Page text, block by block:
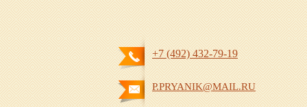
+7 (492) 432-79-19
P.PRYANIK@MAIL.RU